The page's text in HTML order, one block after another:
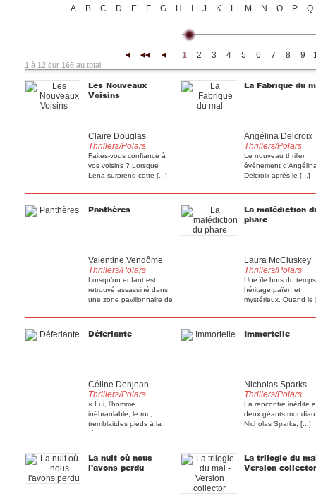
A B C D E F G H J K L M N O P Q
1 2 3 4 5 6 7 8 9
1 à 12 sur 166 au total
Les Nouveaux
Voisins
Claire Douglas
Thrillers/Polars
Faites-vous confiance à
vos voisins ? Lorsque
Lena surprend cette [...]
La Fabrique du
Angélina Delcroix
Thrillers/Polars
Le nouveau thriller
événement
Delcroix après le [...]
Panthères
Valentine Vendôme
Thrillers/Polars
Lorsqu’un enfant est
retrouvé assassiné dans
une zone pavillonnaire de
La malédiction
phare
Laura McCluskey
Thrillers/Polars
Une île hors du
héritage païen et
mystérieux. Quand le
Déferlante
Céline Denjean
Thrillers/Polars
« Lui, l’homme
inébranlable, le roc,
tremblaitdes pieds à la
tête, [...]
Immortelle
Nicholas Sparks
Thrillers/Polars
La rencontre inédite
deux géants
Nicholas Sparks, [...]
La nuit où nous
l'avons perdu
La trilogie du
Version collector